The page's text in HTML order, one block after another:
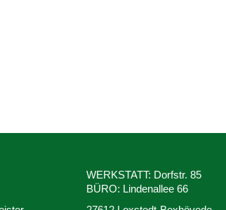
WERKSTATT: Dorfstr. 85
BÜRO: Lindenallee 66